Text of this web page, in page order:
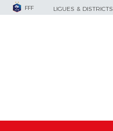
FFF LIGUES & DISTRICTS